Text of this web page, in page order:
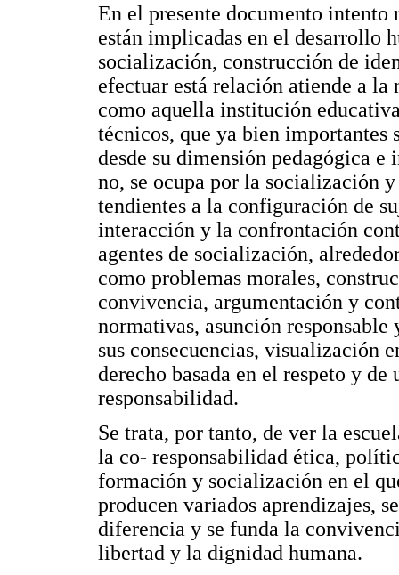
En el presente documento intento
están implicadas en el desarrollo
socialización, construcción de
efectuar está relación atiende a la
como aquella institución
técnicos, que ya bien importantes
desde su dimensión pedagógica
no, se ocupa por la socialización
tendientes a la configuración de
interacción y la confrontación
agentes de socialización,
como problemas morales,
convivencia, argumentación y
normativas, asunción
sus consecuencias, visualización
derecho basada en el respeto y
responsabilidad.
Se trata, por tanto, de ver la
la co- responsabilidad ética,
formación y socialización en el
producen variados aprendizajes,
diferencia y se funda la
libertad y la dignidad humana.